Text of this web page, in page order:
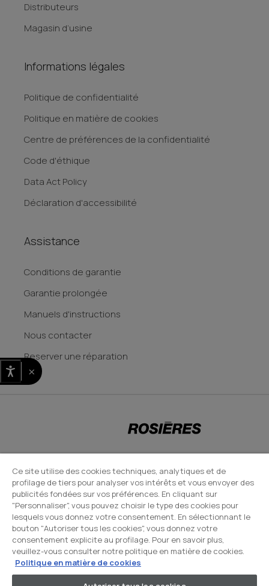
Distributeurs
Magasin d’usine
Informations légales
Politique de confidentialité
Politique en matière de cookies
Centre de préférences de la confidentialité
Code d'éthique
Data Act Policy
Déclaration d'accessibilité
Assistance
Conditions de garantie
Garantie prolongée
Manuels d'instructions
Nous contacter
Reserver une réparation
CANDY HOOVER GROUP S.r.I. - Associé unique - SIÈGE SOCIAL : Via Comolli,
57 - 20861 Brugherio (MB) - Italie - SIÈGES ADMINISTRATIFS : Via Privata
Eden Fumagalli snc - 20861 Brugherio (MB) et Via Trento n. 20/A-22 -
20871 Vimercate (MB) - Italie - Tél. : +39.039.2086.1 - Fax :
+39.039.2086.237 - Capital social 35 000 000,00 € iv - Cod. Code fiscal et
numéro d'inscription au registre du commerce de Milan-Monza-
Brianza-Lodi 04666310158 - Numéro de TVA 00786860965 - Numéro
REA : MB-1033934 - Autorisation IT AEOF 211870 - Société soumise aux
×
Ce site utilise des cookies techniques, analytiques et de
profilage de tiers pour analyser vos intérêts et vous envoyer des
publicités fondées sur vos préférences. En cliquant sur
"Personnaliser", vous pouvez choisir le type des cookies pour
lesquels vous donnez votre consentement. En sélectionnant le
bouton "Autoriser tous les cookies", vous donnez votre
consentement explicite au profilage. Pour en savoir plus,
veuillez-vous consulter notre politique en matière de cookies.
Politique en matière de cookies